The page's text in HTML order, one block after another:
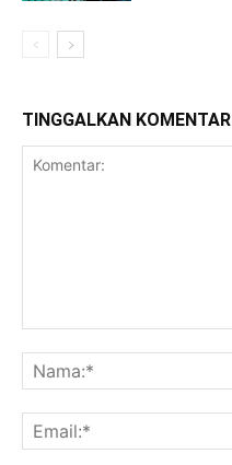
TINGGALKAN KOMENTAR